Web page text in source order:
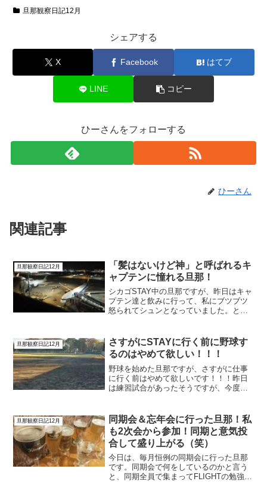
旦那観察日記12月
シェアする
X Facebook はてブ
LINE コピー
ひーさんをフォローする
ひーさん
関連記事
旦那観察日記12月
「髪はないけど神」と呼ばれるキ
ャプテンに憧れる旦那！
シカゴSTAY中の旦那ですが、昨日はキャ
プテン達と飲みに行って、私にブツブツ
怒られてシュンとなっていました。と言
緒のキャプテンは、旦那が言うには「髪
はないけど神」のキャ...
旦那観察日記12月
さすがにSTAYに行く前に野球す
るのはやめて欲しい！！！
野球を始めた旦那ですが、さすがに仕事
に行く前はやめて欲しいです！！！昨日
は練習試合があったそうですが、今度は
勤務変更をお願いしなければならないと
か本当に申し訳ないです。...
旦那観察日記12月
同期会＆忘年会に行った旦那！私
も2次会から参加！同期と意気投
合して盛り上がる（笑）
今日は、毎月恒例の同期会に行った旦那
です。同期会で何をしているのかと言う
と、同期全員で集まってFLIGHTの勉強を